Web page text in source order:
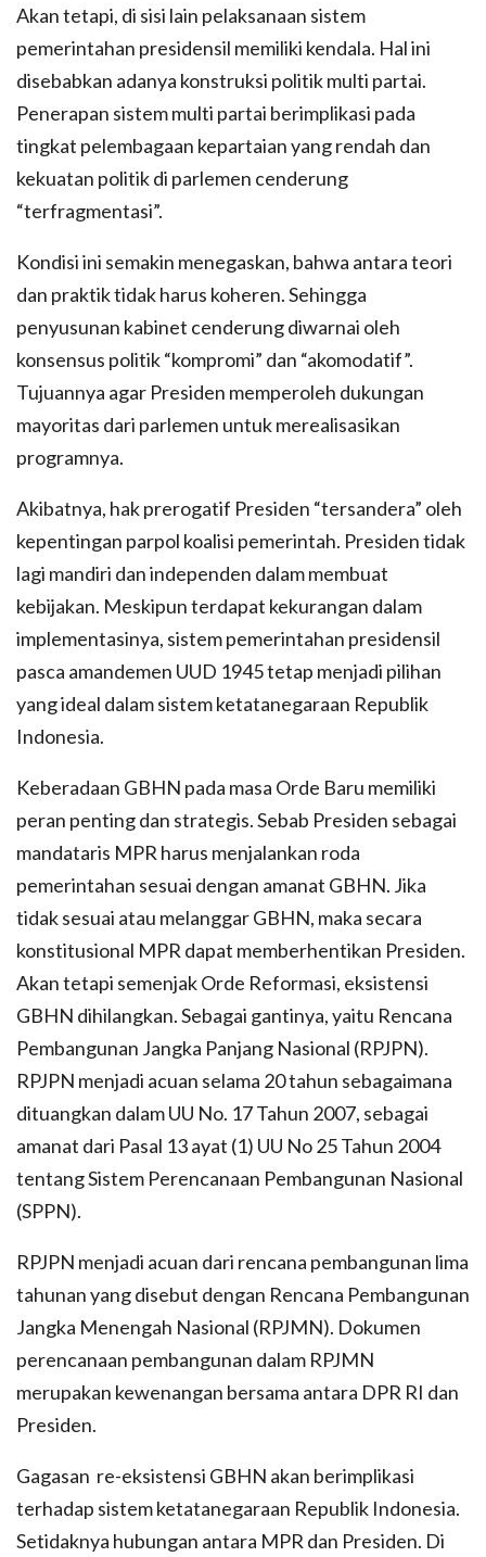
Akan tetapi, di sisi lain pelaksanaan sistem
pemerintahan presidensil memiliki kendala. Hal ini
disebabkan adanya konstruksi politik multi partai.
Penerapan sistem multi partai berimplikasi pada
tingkat pelembagaan kepartaian yang rendah dan
kekuatan politik di parlemen cenderung
“terfragmentasi”.
Kondisi ini semakin menegaskan, bahwa antara teori
dan praktik tidak harus koheren. Sehingga
penyusunan kabinet cenderung diwarnai oleh
konsensus politik “kompromi” dan “akomodatif”.
Tujuannya agar Presiden memperoleh dukungan
mayoritas dari parlemen untuk merealisasikan
programnya.
Akibatnya, hak prerogatif Presiden “tersandera” oleh
kepentingan parpol koalisi pemerintah. Presiden tidak
lagi mandiri dan independen dalam membuat
kebijakan. Meskipun terdapat kekurangan dalam
implementasinya, sistem pemerintahan presidensil
pasca amandemen UUD 1945 tetap menjadi pilihan
yang ideal dalam sistem ketatanegaraan Republik
Indonesia.
Keberadaan GBHN pada masa Orde Baru memiliki
peran penting dan strategis. Sebab Presiden sebagai
mandataris MPR harus menjalankan roda
pemerintahan sesuai dengan amanat GBHN. Jika
tidak sesuai atau melanggar GBHN, maka secara
konstitusional MPR dapat memberhentikan Presiden.
Akan tetapi semenjak Orde Reformasi, eksistensi
GBHN dihilangkan. Sebagai gantinya, yaitu Rencana
Pembangunan Jangka Panjang Nasional (RPJPN).
RPJPN menjadi acuan selama 20 tahun sebagaimana
dituangkan dalam UU No. 17 Tahun 2007, sebagai
amanat dari Pasal 13 ayat (1) UU No 25 Tahun 2004
tentang Sistem Perencanaan Pembangunan Nasional
(SPPN).
RPJPN menjadi acuan dari rencana pembangunan lima
tahunan yang disebut dengan Rencana Pembangunan
Jangka Menengah Nasional (RPJMN). Dokumen
perencanaan pembangunan dalam RPJMN
merupakan kewenangan bersama antara DPR RI dan
Presiden.
Gagasan re-eksistensi GBHN akan berimplikasi
terhadap sistem ketatanegaraan Republik Indonesia.
Setidaknya hubungan antara MPR dan Presiden. Di